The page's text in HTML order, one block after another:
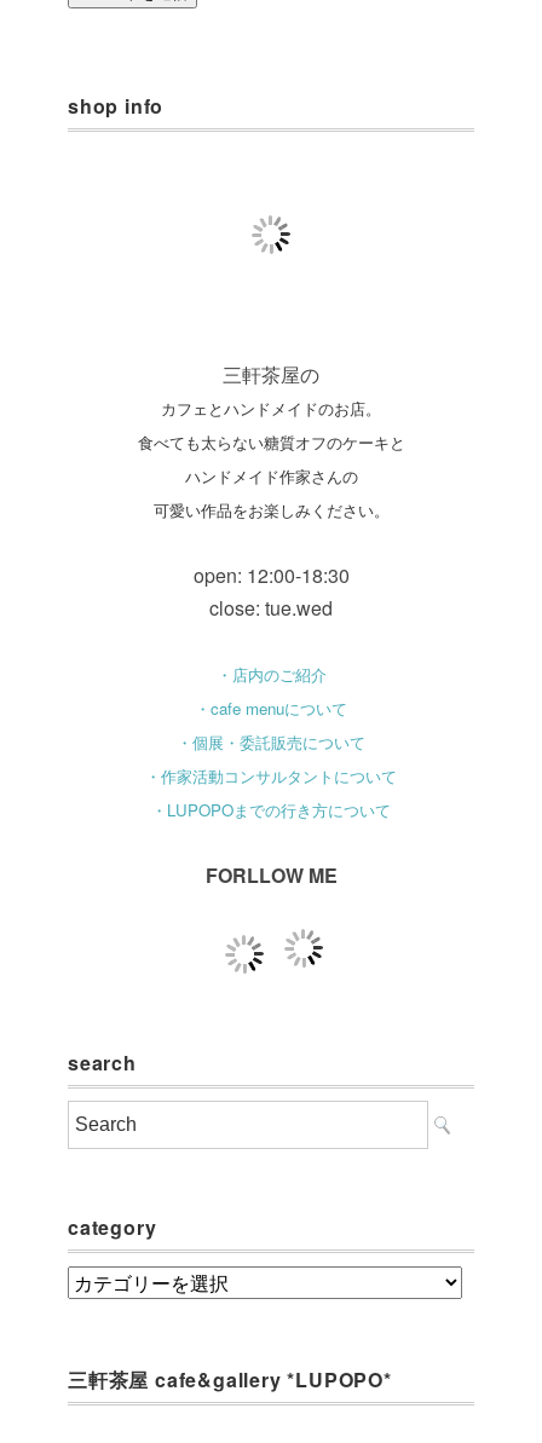
shop info
三軒茶屋の
カフェとハンドメイドのお店。
食べても太らない糖質オフのケーキと
ハンドメイド作家さんの
可愛い作品をお楽しみください。
open: 12:00-18:30
close: tue.wed
・店内のご紹介
・cafe menuについて
・個展・委託販売について
・作家活動コンサルタントについて
・LUPOPOまでの行き方について
FORLLOW ME
search
category
category
三軒茶屋 cafe&gallery *LUPOPO*